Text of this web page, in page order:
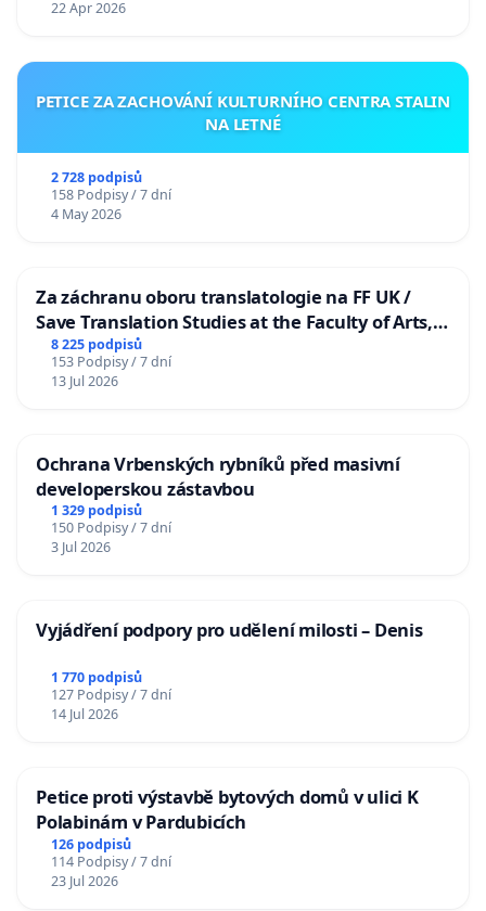
22 Apr 2026
PETICE ZA ZACHOVÁNÍ KULTURNÍHO CENTRA STALIN
NA LETNÉ
2 728 podpisů
158 Podpisy / 7 dní
4 May 2026
Za záchranu oboru translatologie na FF UK /
Save Translation Studies at the Faculty of Arts,
Charles University
8 225 podpisů
153 Podpisy / 7 dní
13 Jul 2026
Ochrana Vrbenských rybníků před masivní
developerskou zástavbou
1 329 podpisů
150 Podpisy / 7 dní
3 Jul 2026
Vyjádření podpory pro udělení milosti – Denis
1 770 podpisů
127 Podpisy / 7 dní
14 Jul 2026
Petice proti výstavbě bytových domů v ulici K
Polabinám v Pardubicích
126 podpisů
114 Podpisy / 7 dní
23 Jul 2026